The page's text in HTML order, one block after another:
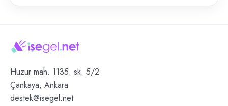
Huzur mah. 1135. sk. 5/2
Çankaya, Ankara
destek@isegel.net